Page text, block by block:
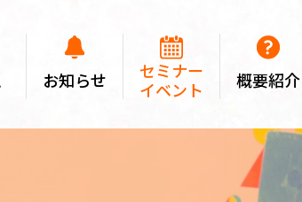
お知らせ
セミナー
イベント
概要紹介